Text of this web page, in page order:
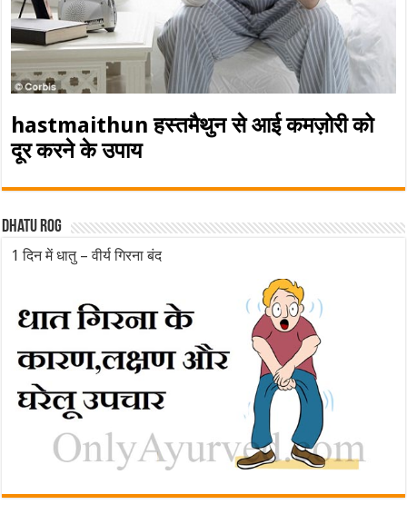
hastmaithun हस्तमैथुन से आई कमज़ोरी को
दूर करने के उपाय
Dhatu rog
1 दिन में धातु – वीर्य गिरना बंद